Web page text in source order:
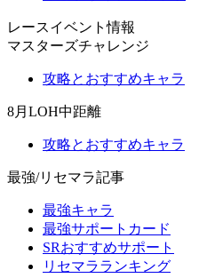
レースイベント情報
マスターズチャレンジ
攻略とおすすめキャラ
8月LOH中距離
攻略とおすすめキャラ
最強/リセマラ記事
最強キャラ
最強サポートカード
SRおすすめサポート
リセマラランキング